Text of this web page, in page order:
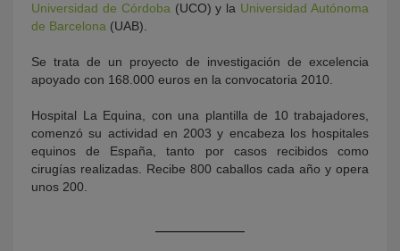
Universidad de Córdoba (UCO) y la Universidad Autónoma
de Barcelona (UAB).
Se trata de un proyecto de investigación de excelencia
apoyado con 168.000 euros en la convocatoria 2010.
Hospital La Equina, con una plantilla de 10 trabajadores,
comenzó su actividad en 2003 y encabeza los hospitales
equinos de España, tanto por casos recibidos como
cirugías realizadas. Recibe 800 caballos cada año y opera
unos 200.